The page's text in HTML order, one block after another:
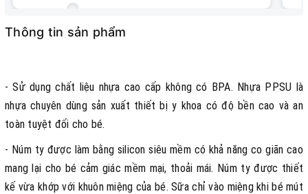
Thông tin sản phẩm
- Sử dụng chất liệu nhựa cao cấp không có BPA. Nhựa PPSU là
nhựa chuyên dùng sản xuất thiết bị y khoa có độ bền cao và an
toàn tuyệt đối cho bé.
- Núm ty được làm bằng silicon siêu mềm có khả năng co giãn cao
mang lại cho bé cảm giác mềm mại, thoải mái. Núm ty được thiết
kế vừa khớp với khuôn miệng của bé. Sữa chỉ vào miệng khi bé mút